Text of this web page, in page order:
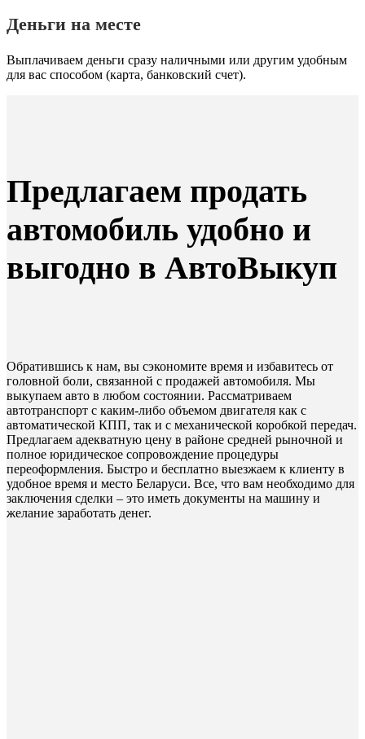
Деньги на месте
Выплачиваем деньги сразу наличными или другим удобным
для вас способом (карта, банковский счет).
Предлагаем продать
автомобиль удобно и
выгодно в АвтоВыкуп
Обратившись к нам, вы сэкономите время и избавитесь от
головной боли, связанной с продажей автомобиля. Мы
выкупаем авто в любом состоянии. Рассматриваем
автотранспорт с каким-либо объемом двигателя как с
автоматической КПП, так и с механической коробкой передач.
Предлагаем адекватную цену в районе средней рыночной и
полное юридическое сопровождение процедуры
переоформления. Быстро и бесплатно выезжаем к клиенту в
удобное время и место Беларуси. Все, что вам необходимо для
заключения сделки – это иметь документы на машину и
желание заработать денег.